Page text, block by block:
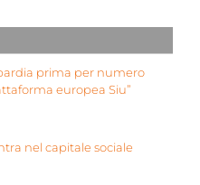
prima per numero
europea Siu”
nel capitale sociale